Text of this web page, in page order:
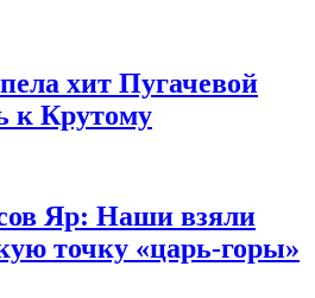
хит Пугачевой
к Крутому
Яр: Наши взяли
точку «царь-горы»